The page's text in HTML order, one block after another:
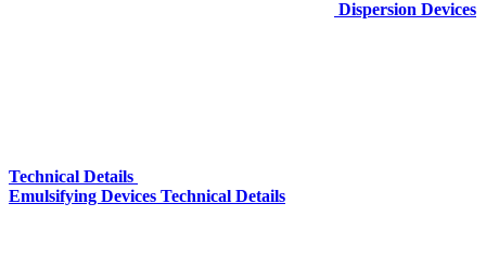
Dispersion Devices
Technical Details
Emulsifying Devices Technical Details